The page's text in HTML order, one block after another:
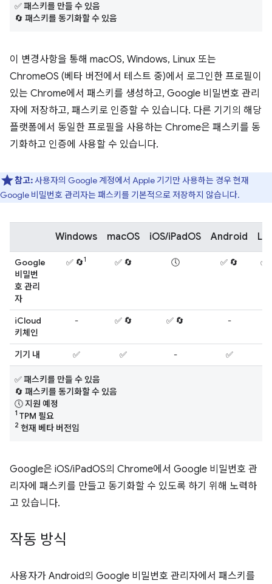
✅ 패스키를 만들 수 있음
🔄 패스키를 동기화할 수 있음
이 변경사항을 통해 macOS, Windows, Linux 또는
ChromeOS (베타 버전에서 테스트 중)에서 로그인한 프로필이
있는 Chrome에서 패스키를 생성하고, Google 비밀번호 관리
자에 저장하고, 패스키로 인증할 수 있습니다. 다른 기기의 해당
플랫폼에서 동일한 프로필을 사용하는 Chrome은 패스키를 동
기화하고 인증에 사용할 수 있습니다.
참고: 사용자의 Google 계정에서 Apple 기기만 사용하는 경우 현재
Google 비밀번호 관리자는 패스키를 기본적으로 저장하지 않습니다.
Windows macOS iOS/iPadOS Android
Google
비밀번
호 관리
자
✅ 🔄1 ✅ 🔄 🕔 ✅ 🔄 ✅
iCloud
키체인
- ✅ 🔄 ✅ 🔄 -
기기 내 ✅ ✅ - ✅
✅ 패스키를 만들 수 있음
🔄 패스키를 동기화할 수 있음
🕔 지원 예정
1 TPM 필요
2 현재 베타 버전임
Google은 iOS/iPadOS의 Chrome에서 Google 비밀번호 관
리자에 패스키를 만들고 동기화할 수 있도록 하기 위해 노력하
고 있습니다.
작동 방식
사용자가 Android의 Google 비밀번호 관리자에서 패스키를